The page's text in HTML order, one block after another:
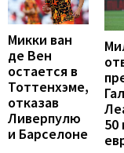
Микки ван
де Вен
остается в
Тоттенхэме,
отказав
Ливерпулю
и Барселоне
50